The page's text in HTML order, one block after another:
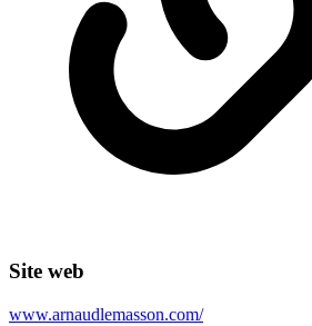
Site web
www.arnaudlemasson.com/